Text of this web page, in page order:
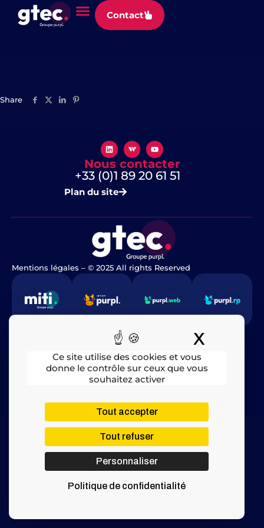
Panneau de gestion des cookies
Ce site utilise des cookies et vous
donne le contrôle sur ceux que vous
souhaitez activer
Tout accepter
Tout refuser
Personnaliser
Politique de confidentialité
X
Contact
Share
Nous contacter
+33 (0)1 89 20 61 51
Plan du site
Mentions légales ​ – © 2025 All rights Reserved